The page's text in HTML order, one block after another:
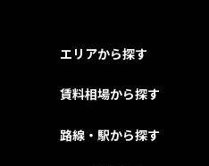
エリアから探す
賃料相場から探す
路線・駅から探す